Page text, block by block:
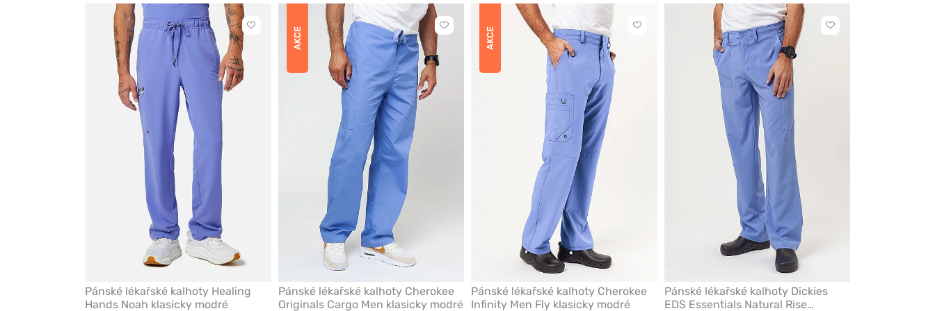
Kliknutím
Pánské lékařské kalhoty Healing
Hands Noah klasicky modré
AKCE
Kliknutím
Pánské lékařské kalhoty Cherokee
Originals Cargo Men klasicky modré
AKCE
Kliknutím
Pánské lékařské kalhoty Cherokee
Infinity Men Fly klasicky modré
Kliknutím
Pánské lékařské kalhoty Dickies
EDS Essentials Natural Rise